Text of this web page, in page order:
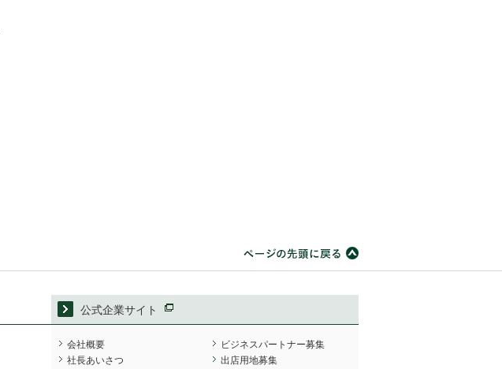
公式企業サイト
会社概要
社長あいさつ
ビジネスパートナー募集
出店用地募集